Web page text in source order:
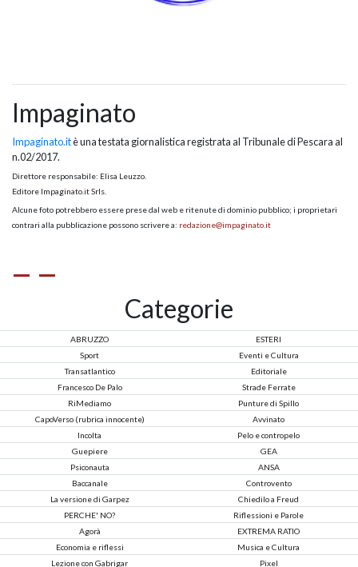
Impaginato
Impaginato.itè una testata giornalistica registrata al Tribunale di Pescara al
n.02/2017.
Direttore responsabile: Elisa Leuzzo.
Editore Impaginato.it Srls.
Alcune foto potrebbero essere prese dal web e ritenute di dominio pubblico; i proprietari
contrari alla pubblicazione possono scrivere a: redazione@impaginato.it
Categorie
ABRUZZO
ESTERI
Sport
Eventi e Cultura
Transatlantico
Editoriale
Francesco De Palo
Strade Ferrate
RiMediamo
Punture di Spillo
CapoVerso (rubrica innocente)
Avvinato
Incolta
Pelo e contropelo
Guepiere
GEA
Psiconauta
ANSA
Baccanale
Controvento
La versione di Garpez
Chiedilo a Freud
PERCHE' NO?
Riflessioni e Parole
Agorà
EXTREMA RATIO
Economia e riflessi
Musica e Cultura
Lezione con Gabrigar
Pixel